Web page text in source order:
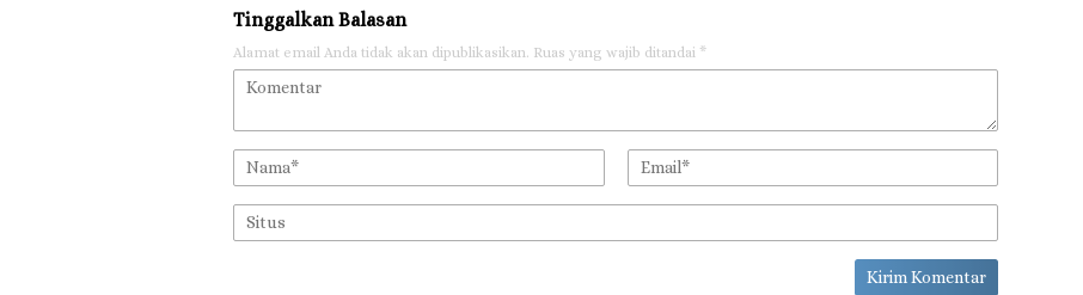
Tinggalkan Balasan
Alamat email Anda tidak akan dipublikasikan. Ruas yang wajib ditandai *